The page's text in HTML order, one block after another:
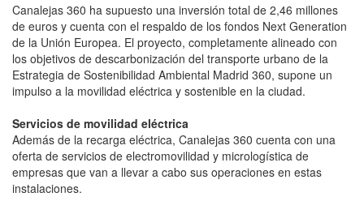
Canalejas 360 ha supuesto una inversión total de 2,46 millones
de euros y cuenta con el respaldo de los fondos Next Generation
de la Unión Europea. El proyecto, completamente alineado con
los objetivos de descarbonización del transporte urbano de la
Estrategia de Sostenibilidad Ambiental Madrid 360, supone un
impulso a la movilidad eléctrica y sostenible en la ciudad.
Servicios de movilidad eléctrica
Además de la recarga eléctrica, Canalejas 360 cuenta con una
oferta de servicios de electromovilidad y micrologística de
empresas que van a llevar a cabo sus operaciones en estas
instalaciones.